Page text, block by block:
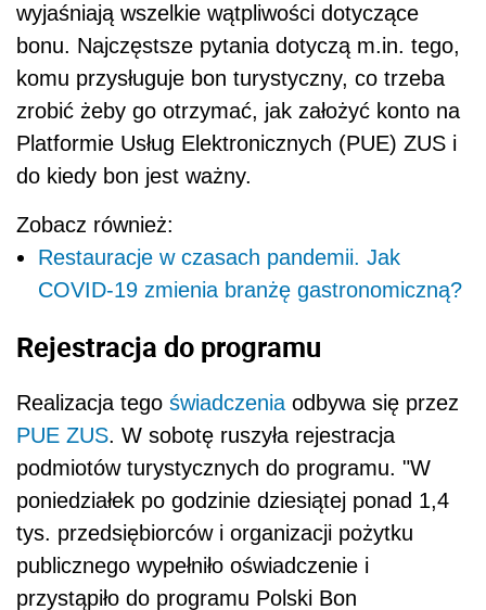
wyjaśniają wszelkie wątpliwości dotyczące
bonu. Najczęstsze pytania dotyczą m.in. tego,
komu przysługuje bon turystyczny, co trzeba
zrobić żeby go otrzymać, jak założyć konto na
Platformie Usług Elektronicznych (PUE) ZUS i
do kiedy bon jest ważny.
Zobacz również:
Restauracje w czasach pandemii. Jak
COVID-19 zmienia branżę gastronomiczną?
Rejestracja do programu
Realizacja tego świadczeniaodbywa się przez
PUE ZUS. W sobotę ruszyła rejestracja
podmiotów turystycznych do programu. "W
poniedziałek po godzinie dziesiątej ponad 1,4
tys. przedsiębiorców i organizacji pożytku
publicznego wypełniło oświadczenie i
przystąpiło do programu Polski Bon